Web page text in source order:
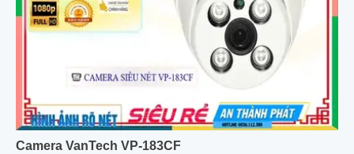
Camera VanTech VP-183CF